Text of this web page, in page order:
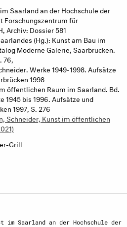
Saarland an der Hochschule der
Forschungszentrum für
Archiv: Dossier 581
(Hg.): Kunst am Bau im
Moderne Galerie, Saarbrücken.
Werke 1949-1998. Aufsätze
1998
öffentlichen Raum im Saarland. Bd.
1945 bis 1996. Aufsätze und
1997, S. 276
Schneider, Kunst im öffentlichen
Grill
Saarland an der Hochschule der